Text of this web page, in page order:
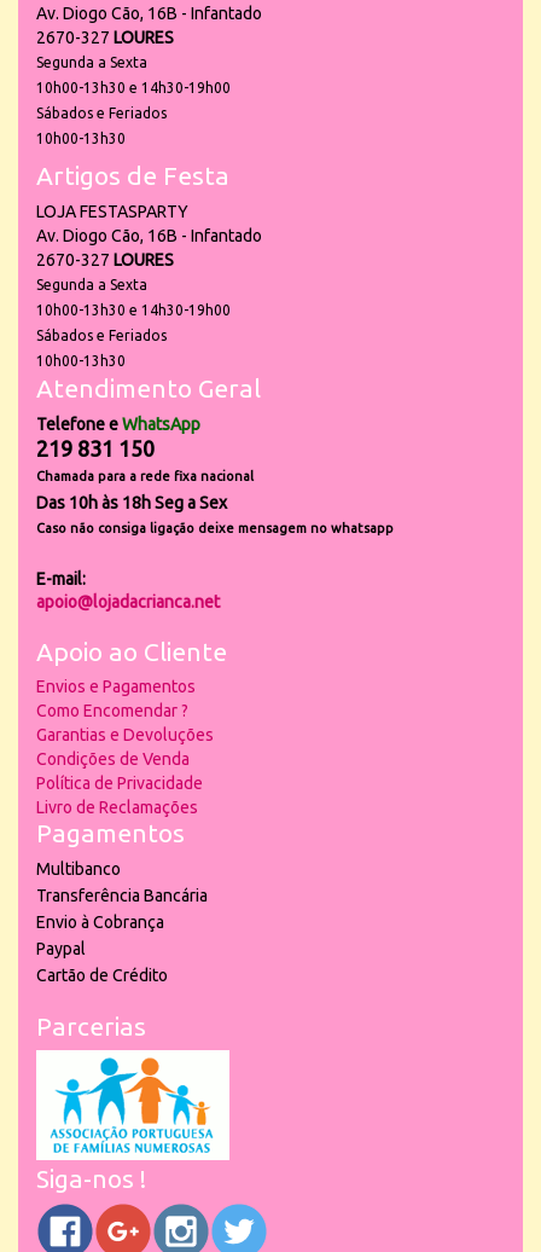
Av. Diogo Cão, 16B - Infantado
2670-327 LOURES
Segunda a Sexta
10h00-13h30 e 14h30-19h00
Sábados e Feriados
10h00-13h30
Artigos de Festa
LOJA FESTASPARTY
Av. Diogo Cão, 16B - Infantado
2670-327 LOURES
Segunda a Sexta
10h00-13h30 e 14h30-19h00
Sábados e Feriados
10h00-13h30
Atendimento Geral
Telefone eWhatsApp
219 831 150
Chamada para a rede fixa nacional
Das 10h às 18h Seg a Sex
Caso não consiga ligação deixe mensagem no whatsapp
E-mail:
apoio@lojadacrianca.net
Apoio ao Cliente
Envios e Pagamentos
Como Encomendar ?
Garantias e Devoluções
Condições de Venda
Política de Privacidade
Livro de Reclamações
Pagamentos
Multibanco
Transferência Bancária
Envio à Cobrança
Paypal
Cartão de Crédito
Parcerias
Siga-nos !